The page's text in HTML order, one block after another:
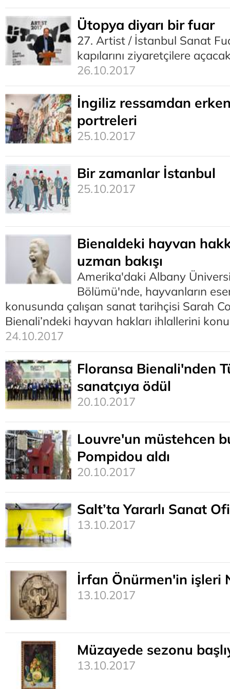
Ütopya diyarı bir fuar
27. Artist / İstanbul Sanat
kapılarını ziyaretçilere
26.10.2017
İngiliz ressamdan
portreleri
25.10.2017
Bir zamanlar İstanbul
25.10.2017
Bienaldeki hayvan
uzman bakışı
Amerika'daki Albany
Bölümü'nde, hayvanların
konusunda çalışan sanat tarihçisi Sarah
Bienali’ndeki hayvan hakları ihlallerini
24.10.2017
Floransa Bienali'nden
sanatçıya ödül
20.10.2017
Louvre'un müstehcen
Pompidou aldı
20.10.2017
Salt’ta Yararlı Sanat
13.10.2017
İrfan Önürmen'in işleri
13.10.2017
Müzayede sezonu
13.10.2017